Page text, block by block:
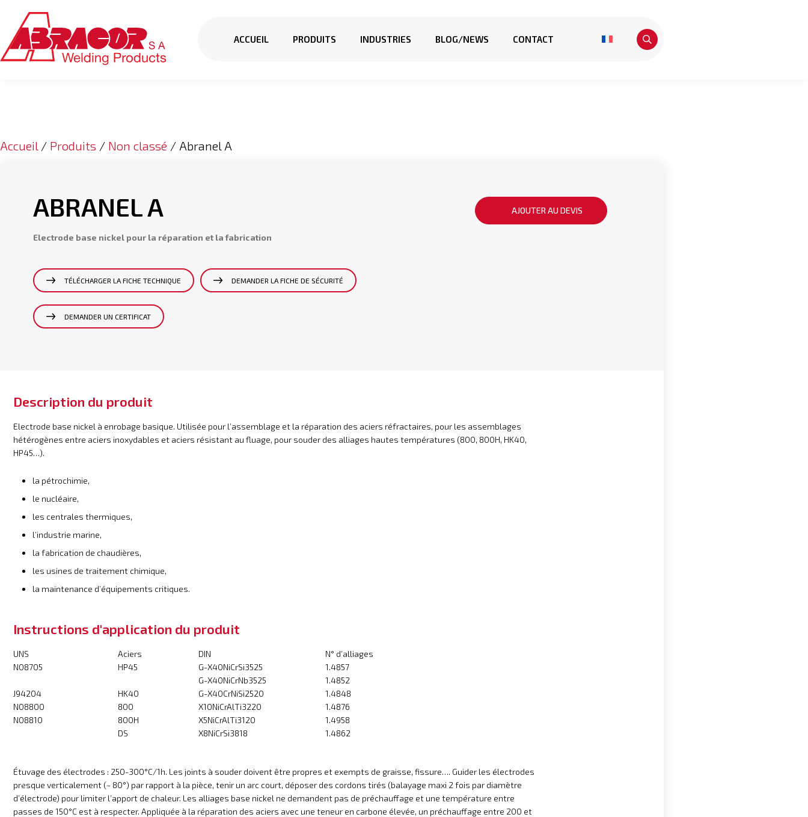
ACCUEIL PRODUITS INDUSTRIES BLOG/NEWS CONTACT
Accueil / Produits / Non classé / Abranel A
ABRANEL A
Electrode base nickel pour la réparation et la fabrication
TÉLÉCHARGER LA FICHE TECHNIQUE DEMANDER LA FICHE DE SÉCURITÉ
DEMANDER UN CERTIFICAT
AJOUTER AU DEVIS
Description du produit
Electrode base nickel à enrobage basique. Utilisée pour l’assemblage et la réparation des aciers réfractaires, pour les assemblages
hétérogènes entre aciers inoxydables et aciers résistant au fluage, pour souder des alliages hautes températures (800, 800H, HK40,
HP45…).
la pétrochimie,
le nucléaire,
les centrales thermiques,
l’industrie marine,
la fabrication de chaudières,
les usines de traitement chimique,
la maintenance d’équipements critiques.
Instructions d'application du produit
UNS Aciers DIN
N° d’alliages
N08705
HP45 G-X40NiCrSi3525
1.4857
G-X40NiCrNb3525
1.4852
J94204
HK40 G-X40CrNiSi2520
1.4848
N08800
800 X10NiCrAlTi3220
1.4876
N08810
800H X5NiCrAlTi3120
1.4958
DS
X8NiCrSi3818 1.4862
Étuvage des électrodes : 250-300°C/1h. Les joints à souder doivent être propres et exempts de graisse, fissure…. Guider les électrodes
presque verticalement (~ 80°) par rapport à la pièce, tenir un arc court, déposer des cordons tirés (balayage maxi 2 fois par diamètre
d’électrode) pour limiter l’apport de chaleur. Les alliages base nickel ne demandent pas de préchauffage et une température entre
passes de 150°C est à respecter. Appliquée à la réparation des aciers avec une teneur en carbone élevée, un préchauffage entre 200 et